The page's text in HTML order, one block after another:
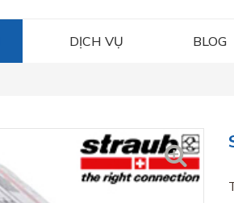
DỊCH VỤ BLOG